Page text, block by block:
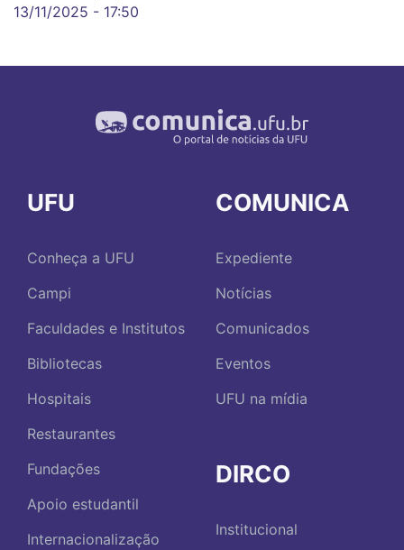
13/11/2025 - 17:50
UFU
Conheça a UFU
Campi
Faculdades e Institutos
Bibliotecas
Hospitais
Restaurantes
Fundações
Apoio estudantil
Internacionalização
COMUNICA
Expediente
Notícias
Comunicados
Eventos
UFU na mídia
DIRCO
Institucional